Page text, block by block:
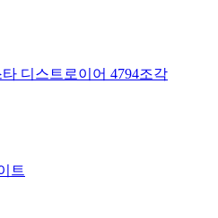
디스트로이어 4794조각
트